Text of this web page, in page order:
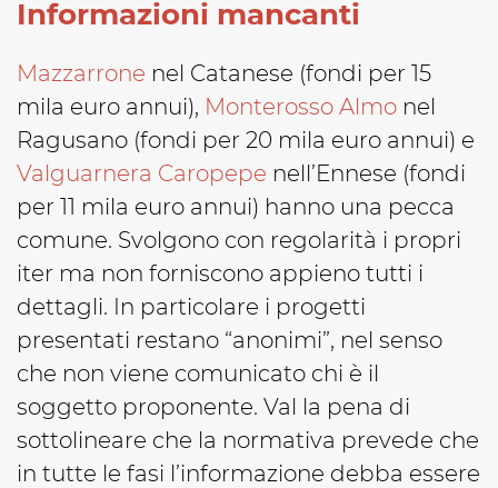
Informazioni mancanti
Mazzarrone nel Catanese (fondi per 15
mila euro annui), Monterosso Almo nel
Ragusano (fondi per 20 mila euro annui) e
Valguarnera Caropepe nell’Ennese (fondi
per 11 mila euro annui) hanno una pecca
comune. Svolgono con regolarità i propri
iter ma non forniscono appieno tutti i
dettagli. In particolare i progetti
presentati restano “anonimi”, nel senso
che non viene comunicato chi è il
soggetto proponente. Val la pena di
sottolineare che la normativa prevede che
in tutte le fasi l’informazione debba essere